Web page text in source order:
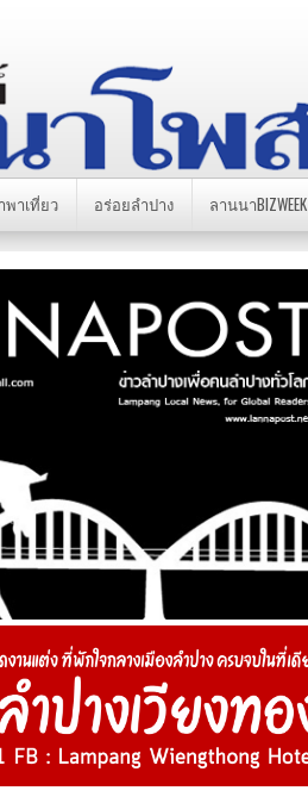
าเที่ยว อร่อยลำปาง ลานนาBIZWEEK